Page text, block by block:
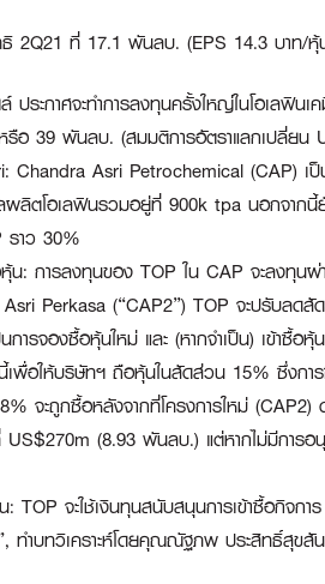
ธิ 2Q21 ที่ 17.1 พันลบ. (EPS 14.3 บาท/
ประกาศจะทำการลงทุนครั้งใหญ่ในโอเล
อ 39 พันลบ. (สมมติการอัตราแลกเปลี่ยน
Chandra Asri Petrochemical (CAP) เป็
ลิตโอเลฟินรวมอยู่ที่ 900k tpa นอกจากนี้
ราว 30%
น: การลงทุนของ TOP ใน CAP จะลงทุนผ่
Perkasa (“CAP2”) TOP จะปรับลด
นการจองซื้อหุ้นใหม่ และ (หากจำเป็น) เข้
พื่อให้บริษัทฯ ถือหุ้นในสัดส่วน 15% ซึ่งก
จะถูกซื้อหลังจากที่โครงการใหม่
(8.93 พันลบ.) แต่หากไม่มีการอ
: TOP จะใช้เงินทุนสนับสนุนการเข้าซื้อกิจ
ทำบทวิเคราะห์โดยคุณณัฐภพ ประสิทธิ์สุขสั